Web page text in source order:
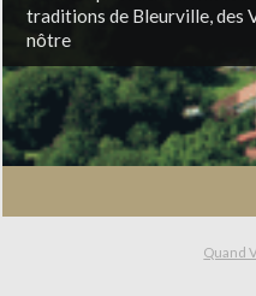
traditions de Bleurville, des
nôtre
Quand